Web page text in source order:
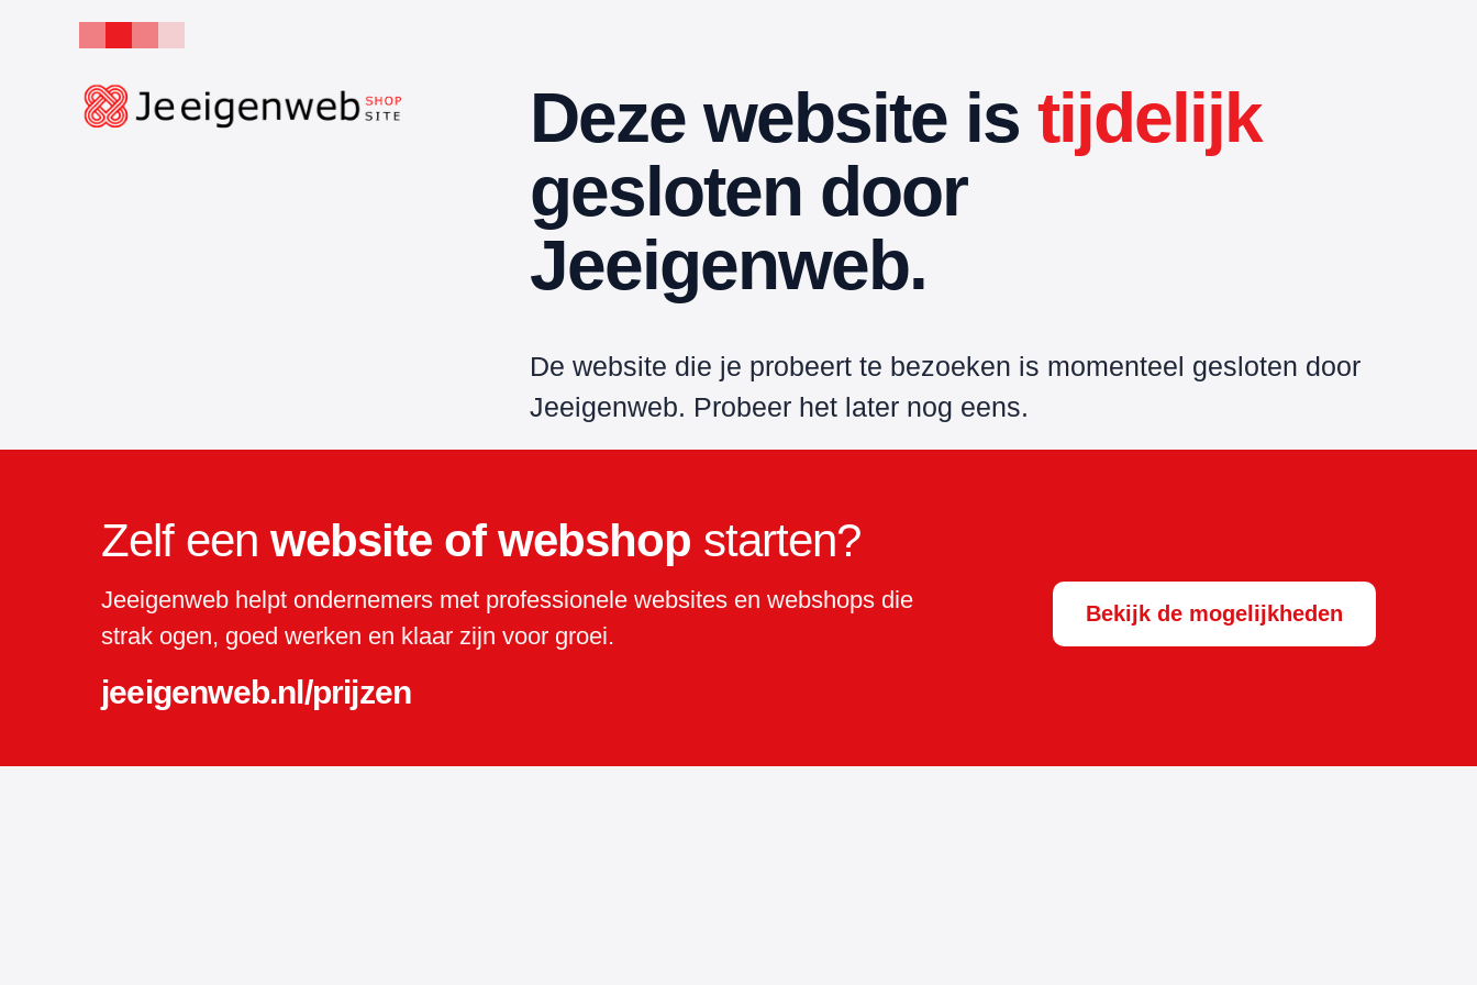
Deze website is tijdelijk
gesloten door
Jeeigenweb.
De website die je probeert te bezoeken is momenteel gesloten door
Jeeigenweb. Probeer het later nog eens.
Zelf een website of webshop starten?
Jeeigenweb helpt ondernemers met professionele websites en webshops die
strak ogen, goed werken en klaar zijn voor groei.
jeeigenweb.nl/prijzen
Bekijk de mogelijkheden